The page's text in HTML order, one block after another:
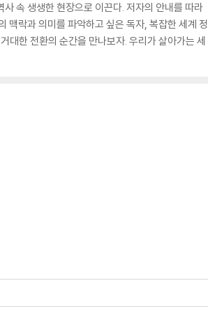
속 생생한 현장으로 이끈다. 저자의 안내를 따라
맥락과 의미를 파악하고 싶은 독자, 복잡한 세계 정
대한 전환의 순간을 만나보자. 우리가 살아가는 세